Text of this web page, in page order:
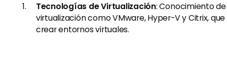
Tecnologías de Virtualización: Conocimiento
virtualización como VMware, Hyper-V y Citrix,
crear entornos virtuales.